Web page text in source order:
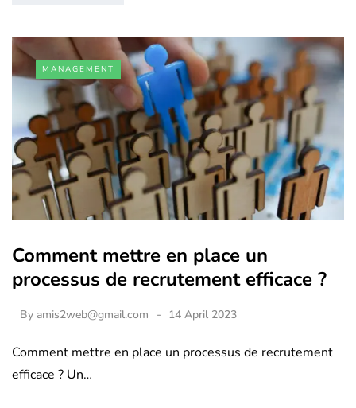
MANAGEMENT
Comment mettre en place un
processus de recrutement efficace ?
By amis2web@gmail.com 14 April 2023
Comment mettre en place un processus de recrutement
efficace ? Un…